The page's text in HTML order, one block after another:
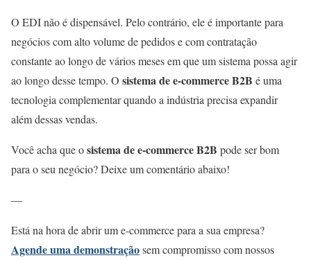
O EDI não é dispensável. Pelo contrário, ele é importante para
negócios com alto volume de pedidos e com contratação
constante ao longo de vários meses em que um sistema possa agir
ao longo desse tempo. O sistema de e-commerce B2B é uma
tecnologia complementar quando a indústria precisa expandir
além dessas vendas.
Você acha que osistema de e-commerce B2B pode ser bom
para o seu negócio? Deixe um comentário abaixo!
—
Está na hora de abrir um e-commerce para a sua empresa?
Agende uma demonstraçãosem compromisso com nossos